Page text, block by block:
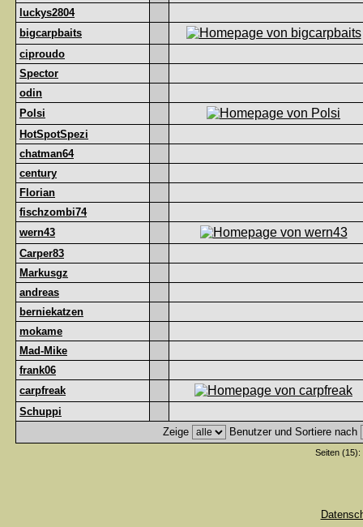
luckys2804
bigcarpbaits
ciproudo
Spector
odin
Polsi
HotSpotSpezi
chatman64
century
Florian
fischzombi74
wern43
Carper83
Markusgz
andreas
berniekatzen
mokame
Mad-Mike
frank06
carpfreak
Schuppi
Zeige
Benutzer und Sortiere nach
Seiten (15):